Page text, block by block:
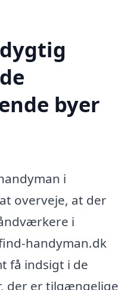
byer
i
overveje, at der
i
handyman.dk
få indsigt i de
der er tilgængelige